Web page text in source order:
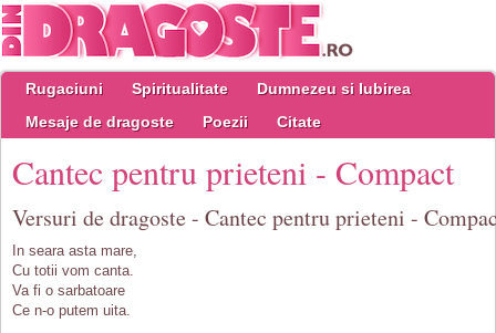
Rugaciuni Spiritualitate
Dumnezeu si Iubirea
Mesaje de dragoste
Poezii Citate
Cantec pentru prieteni - Compact
Versuri de dragoste - Cantec pentru prieteni -
In seara asta mare,
Cu totii vom canta.
Va fi o sarbatoare
Ce n-o putem uita.